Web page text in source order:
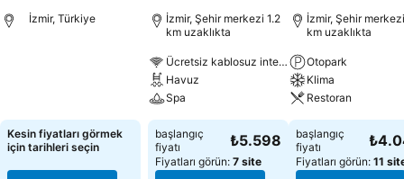
İzmir, Türkiye
Kesin fiyatları görmek
için tarihleri seçin
İzmir, Şehir merkezi 1.2
km uzaklıkta
Ücretsiz kablosuz internet
Havuz
Spa
başlangıç
fiyatı
₺5.598
Fiyatları görün: 7 site
İzmir, Şehir
km uzaklıkta
Otopark
Klima
Restoran
başlangıç
fiyatı
Fiyatları görün: 11